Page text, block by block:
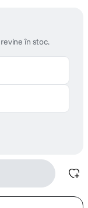
în stoc.